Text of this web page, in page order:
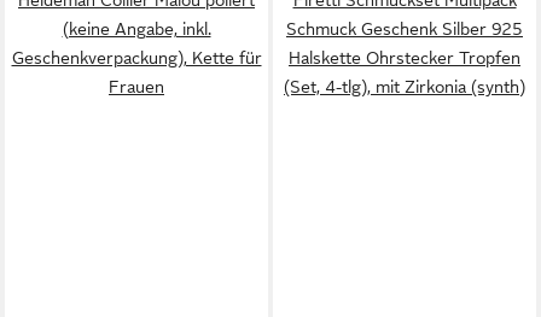
(keine Angabe, inkl.
Geschenkverpackung), Kette für
Frauen
Schmuck Geschenk Silber 925
Halskette Ohrstecker Tropfen
(Set, 4-tlg), mit Zirkonia (synth)